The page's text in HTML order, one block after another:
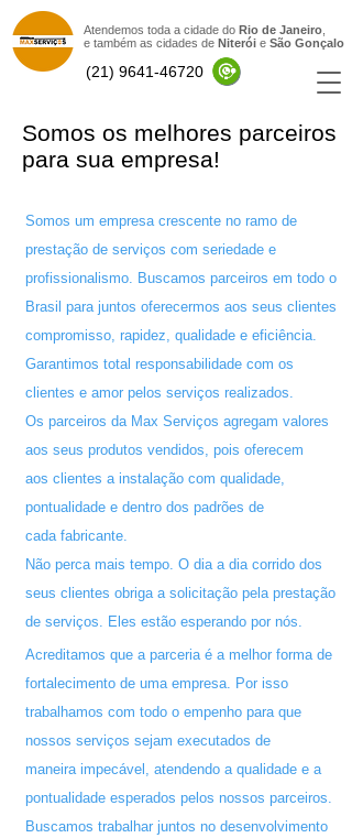
Atendemos toda a cidade do Rio de Janeiro
e também as cidades de Niterói e São Gonçalo
(21) 9641-46720
Somos os melhores parceiros
para sua empresa!
Acreditamos que a parceria é a melhor forma de
fortalecimento de uma empresa. Por isso
trabalhamos com todo o empenho para que
nossos serviços sejam executados de
maneira impecável, atendendo a qualidade e a
pontualidade esperados pelos nossos parceiros.
Buscamos trabalhar juntos no desenvolvimento
Somos um empresa crescente no ramo de
prestação de serviços com seriedade e
profissionalismo. Buscamos parceiros em todo o
Brasil para juntos oferecermos aos seus clientes
compromisso, rapidez, qualidade e eficiência.
Garantimos total responsabilidade com os
clientes e amor pelos serviços realizados.
Os parceiros da Max Serviços agregam valores
aos seus produtos vendidos, pois oferecem
aos clientes a instalação com qualidade,
pontualidade e dentro dos padrões de
cada fabricante.
Não perca mais tempo. O dia a dia corrido dos
seus clientes obriga a solicitação pela prestação
de serviços. Eles estão esperando por nós.